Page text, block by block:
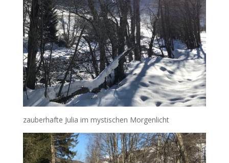
zauberhafte Julia im mystischen Morgenlicht